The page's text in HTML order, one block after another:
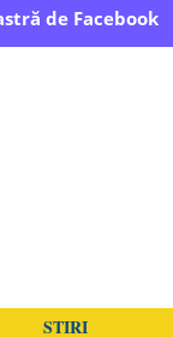
de Facebook
STIRI